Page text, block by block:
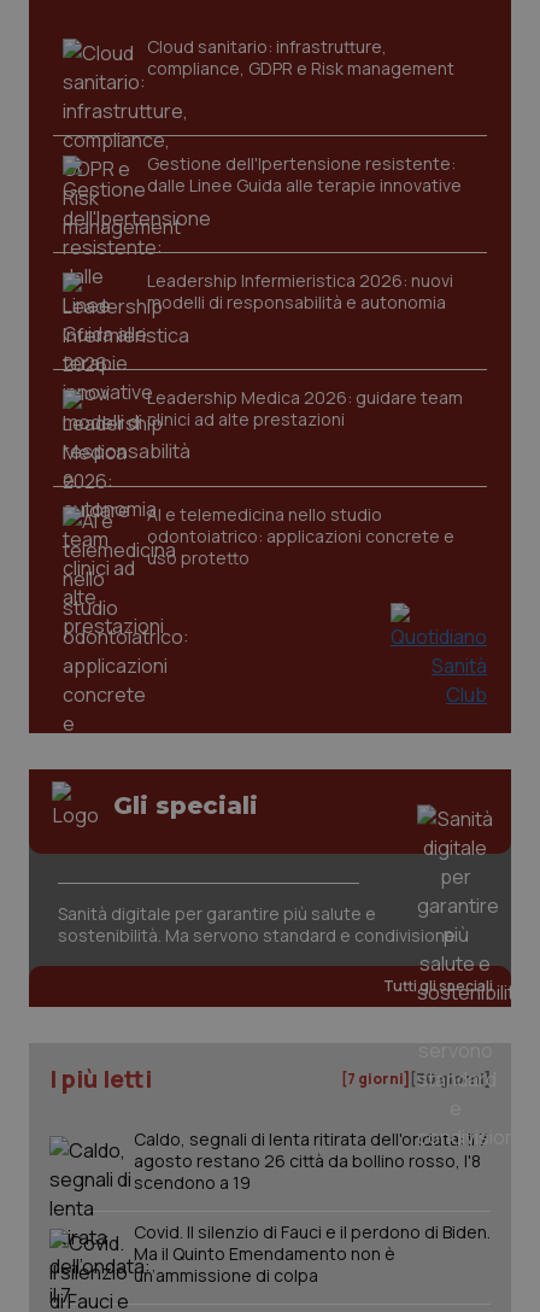
Cloud sanitario: infrastrutture,
compliance, GDPR e Risk management
Gestione dell'Ipertensione resistente:
dalle Linee Guida alle terapie innovative
Leadership Infermieristica 2026: nuovi
modelli di responsabilità e autonomia
Leadership Medica 2026: guidare team
clinici ad alte prestazioni
AI e telemedicina nello studio
odontoiatrico: applicazioni concrete e
uso protetto
Gli speciali
Sanità digitale per garantire più salute e
sostenibilità. Ma servono standard e condivisione
Tutti gli speciali
I più letti [7 giorni] [30 giorni]
Caldo, segnali di lenta ritirata dell'ondata: il 7
agosto restano 26 città da bollino rosso, l'8
scendono a 19
Covid. Il silenzio di Fauci e il perdono di Biden.
Ma il Quinto Emendamento non è
un’ammissione di colpa
protette del sito. Il sito web non è in grado di
funzionare correttamente senza questi cookie.
Nome
VISITOR_PRIVACY_METADATA
YouTube
.youtube.com
CookieScriptConsent
CookieScript
www.quotidianosanita.it
tracking-enable
tracking-sites-ironfish-
www.quotidianosanita.it
2